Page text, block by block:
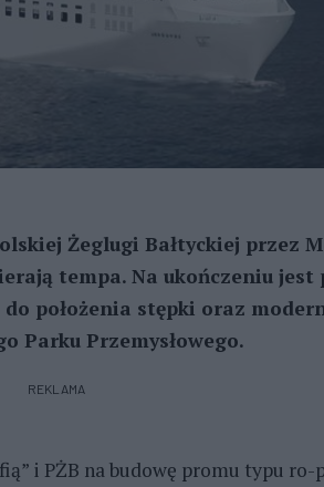
Żeglugi Bałtyckiej przez
tempa. Na ukończeniu
położenia stępki oraz
Parku Przemysłowego.
REKLAMA
i PŻB na budowę promu typu ro-